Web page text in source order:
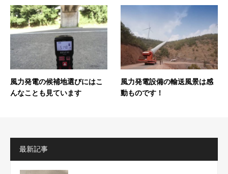
風力発電の候補地選びにはこ
んなことも見ています
風力発電設備の輸送風景は感
動ものです！
最新記事